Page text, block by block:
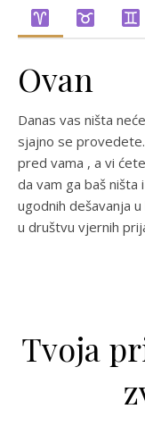
Ovan
Danas vas ništa
sjajno se
pred vama , a vi
da vam ga baš ništa
ugodnih dešavanja
u društvu vjernih
Tvoja